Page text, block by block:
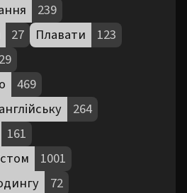
239
27 Плавати
123
469
264
161
1001
72